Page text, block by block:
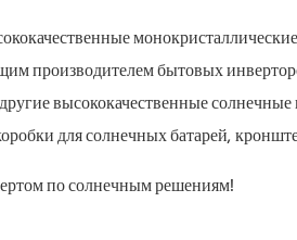
производителем бытовых
высококачественные
для солнечных батарей,
по солнечным решениям!